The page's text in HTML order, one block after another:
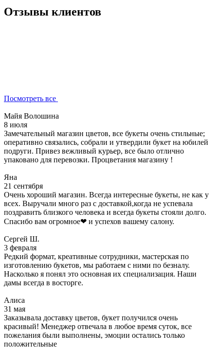
Отзывы клиентов
Посмотреть все
Майя Волошина
8 июля
Замечательный магазин цветов, все букеты очень стильные;
оперативно связались, собрали и утвердили букет на юбилей
подруги. Привез вежливый курьер, все было отлично
упаковано для перевозки. Процветания магазину !
Яна
21 сентября
Очень хороший магазин. Всегда интересные букеты, не как у
всех. Выручали много раз с доставкой,когда не успевала
поздравить близкого человека и всегда букеты стояли долго.
Спасибо вам огромное❤ и успехов вашему салону.
Сергей Ш.
3 февраля
Редкий формат, креативные сотрудники, мастерская по
изготовлению букетов, мы работаем с ними по безналу.
Насколько я понял это основная их специализация. Наши
дамы всегда в восторге.
Алиса
31 мая
Заказывала доставку цветов, букет получился очень
красивый! Менеджер отвечала в любое время суток, все
пожелания были выполнены, эмоции остались только
положительные